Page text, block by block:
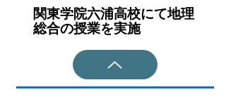
関東学院六浦高校にて地理
総合の授業を実施